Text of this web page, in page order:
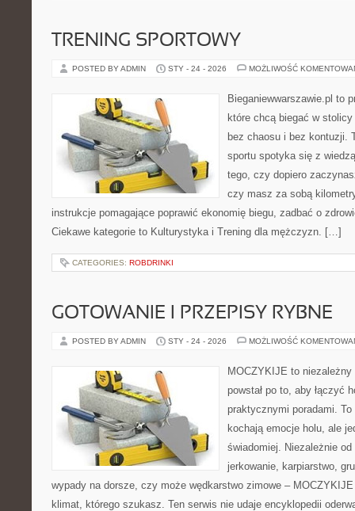
TRENING SPORTOWY
POSTED BY ADMIN STY - 24 - 2026 MOŻLIWOŚĆ
Bieganiewwarszawie.pl to
które chcą biegać w
bez chaosu i bez kontuzji.
sportu spotyka się z
tego, czy dopiero
czy masz za sobą
instrukcje pomagające poprawić ekonomię biegu, zadbać o
Ciekawe kategorie to Kulturystyka i Trening dla mężczyzn. […]
CATEGORIES: ROBDRINKI
GOTOWANIE I PRZEPISY RYBNE
POSTED BY ADMIN STY - 24 - 2026 MOŻLIWOŚĆ
MOCZYKIJE to
powstał po to, aby łączyć
praktycznymi poradami.
kochają emocje holu, ale
świadomiej. Niezależnie
jerkowanie, karpiarstwo,
wypady na dorsze, czy może wędkarstwo zimowe – MOCZYKIJE
klimat, którego szukasz. Ten serwis nie udaje encyklopedii